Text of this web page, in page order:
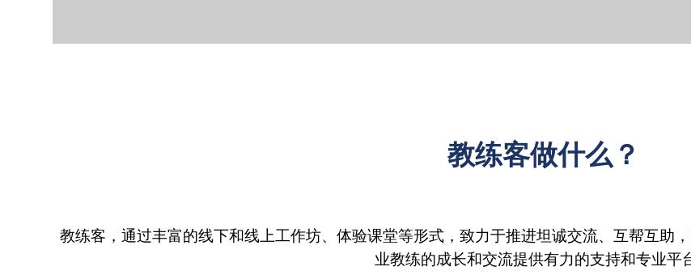
教练客做什么？
教练客，通过丰富的线下和线上工作坊、体验课堂等形式，致力于推进坦诚交流、互帮互助
业教练的成长和交流提供有力的支持和专业平